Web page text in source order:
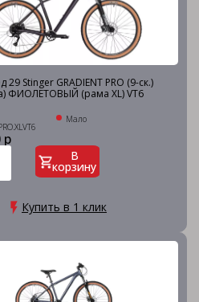
29 Stinger GRADIENT PRO (9-ск.)
ФИОЛЕТОВЫЙ (рама XL) VT6
Мало
р
В
корзину
Купить в 1 клик